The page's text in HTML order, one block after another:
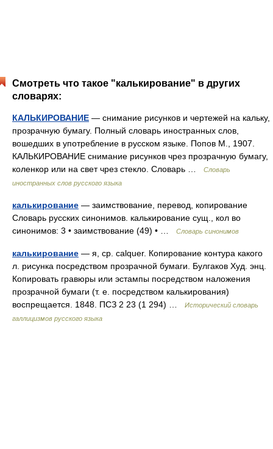
Смотреть что такое "калькирование" в других
словарях:
КАЛЬКИРОВАНИЕ — снимание рисунков и чертежей на кальку,
прозрачную бумагу. Полный словарь иностранных слов,
вошедших в употребление в русском языке. Попов М., 1907.
КАЛЬКИРОВАНИЕ снимание рисунков чрез прозрачную бумагу,
коленкор или на свет чрез стекло. Словарь …
Словарь
иностранных слов русского языка
калькирование — заимствование, перевод, копирование
Словарь русских синонимов. калькирование сущ., кол во
синонимов: 3 • заимствование (49) • …
Словарь синонимов
калькирование — я, ср. calquer. Копирование контура какого
л. рисунка посредством прозрачной бумаги. Булгаков Худ. энц.
Копировать гравюры или эстампы посредством наложения
прозрачной бумаги (т. е. посредством калькирования)
воспрещается. 1848. ПСЗ 2 23 (1 294) …
Исторический словарь
галлицизмов русского языка